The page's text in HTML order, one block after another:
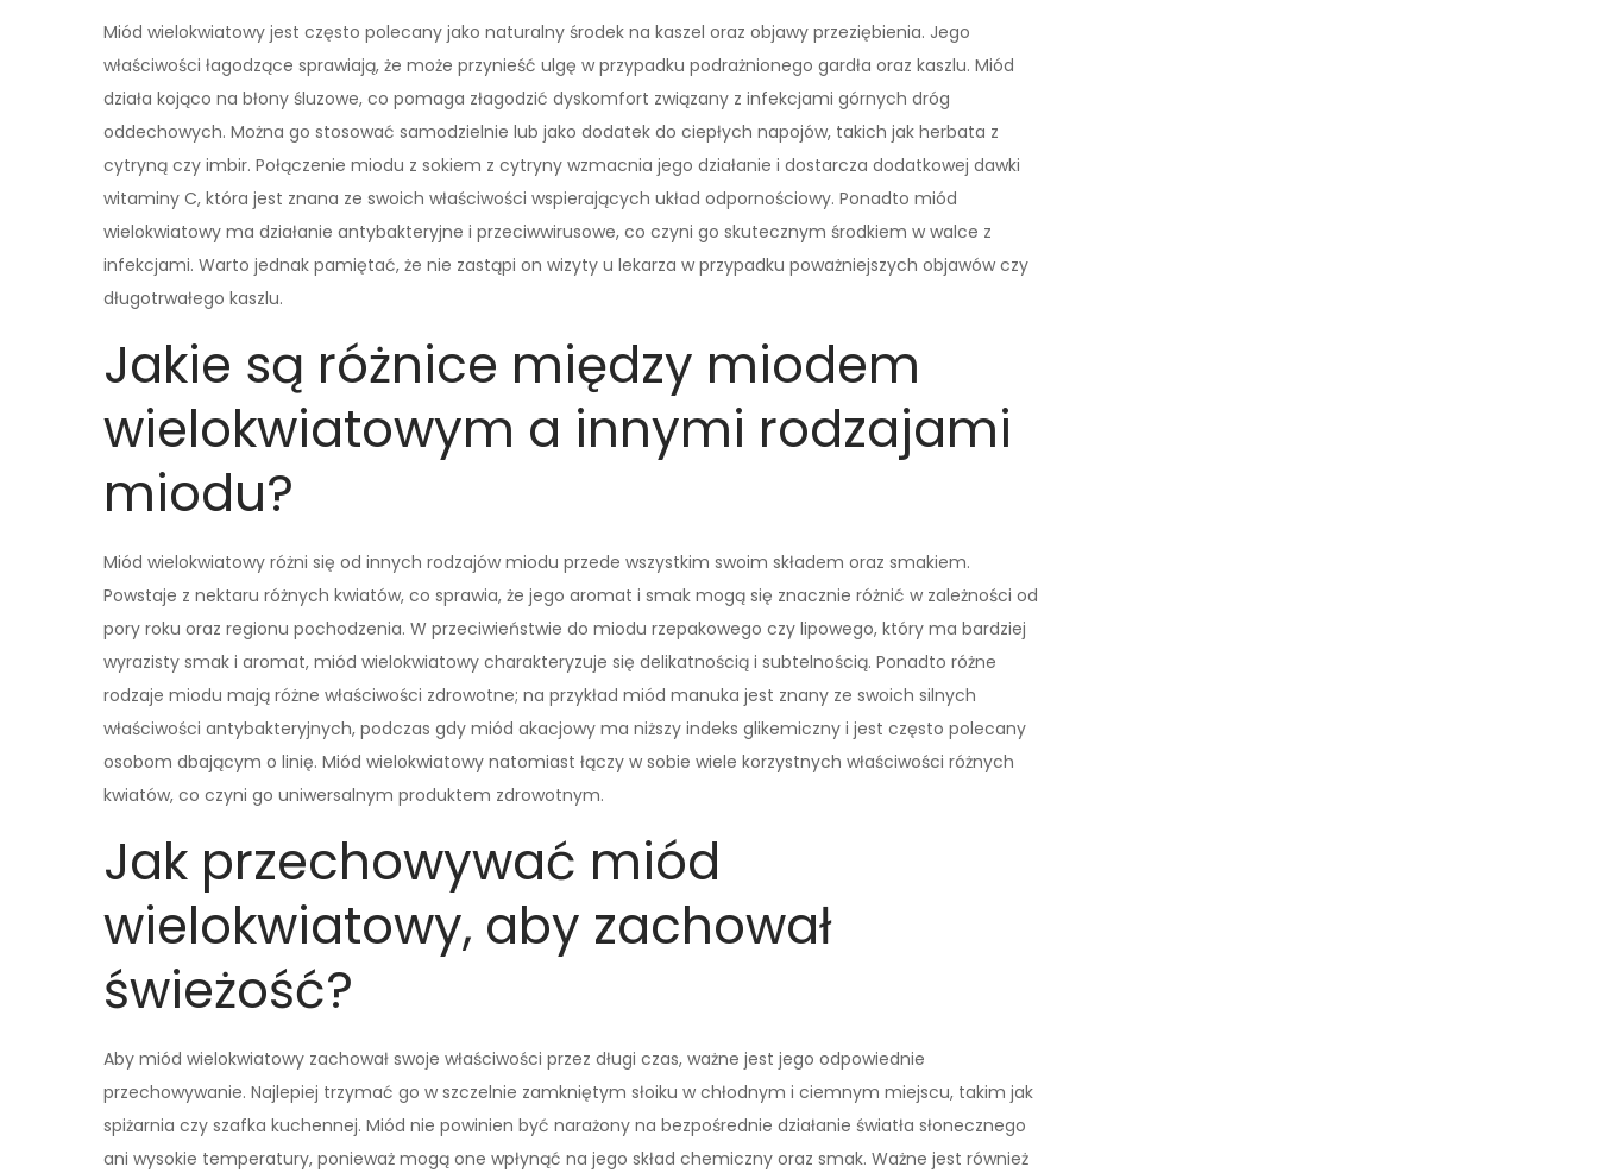
Miód wielokwiatowy jest często polecany jako naturalny środek na kaszel oraz objawy przeziębienia. Jego
właściwości łagodzące sprawiają, że może przynieść ulgę w przypadku podrażnionego gardła oraz kaszlu. Miód
działa kojąco na błony śluzowe, co pomaga złagodzić dyskomfort związany z infekcjami górnych dróg
oddechowych. Można go stosować samodzielnie lub jako dodatek do ciepłych napojów, takich jak herbata z
cytryną czy imbir. Połączenie miodu z sokiem z cytryny wzmacnia jego działanie i dostarcza dodatkowej dawki
witaminy C, która jest znana ze swoich właściwości wspierających układ odpornościowy. Ponadto miód
wielokwiatowy ma działanie antybakteryjne i przeciwwirusowe, co czyni go skutecznym środkiem w walce z
infekcjami. Warto jednak pamiętać, że nie zastąpi on wizyty u lekarza w przypadku poważniejszych objawów czy
długotrwałego kaszlu.
Jakie są różnice między miodem
wielokwiatowym a innymi rodzajami
miodu?
Miód wielokwiatowy różni się od innych rodzajów miodu przede wszystkim swoim składem oraz smakiem.
Powstaje z nektaru różnych kwiatów, co sprawia, że jego aromat i smak mogą się znacznie różnić w zależności od
pory roku oraz regionu pochodzenia. W przeciwieństwie do miodu rzepakowego czy lipowego, który ma bardziej
wyrazisty smak i aromat, miód wielokwiatowy charakteryzuje się delikatnością i subtelnością. Ponadto różne
rodzaje miodu mają różne właściwości zdrowotne; na przykład miód manuka jest znany ze swoich silnych
właściwości antybakteryjnych, podczas gdy miód akacjowy ma niższy indeks glikemiczny i jest często polecany
osobom dbającym o linię. Miód wielokwiatowy natomiast łączy w sobie wiele korzystnych właściwości różnych
kwiatów, co czyni go uniwersalnym produktem zdrowotnym.
Jak przechowywać miód
wielokwiatowy, aby zachował
świeżość?
Aby miód wielokwiatowy zachował swoje właściwości przez długi czas, ważne jest jego odpowiednie
przechowywanie. Najlepiej trzymać go w szczelnie zamkniętym słoiku w chłodnym i ciemnym miejscu, takim jak
spiżarnia czy szafka kuchennej. Miód nie powinien być narażony na bezpośrednie działanie światła słonecznego
ani wysokie temperatury, ponieważ mogą one wpłynąć na jego skład chemiczny oraz smak. Ważne jest również